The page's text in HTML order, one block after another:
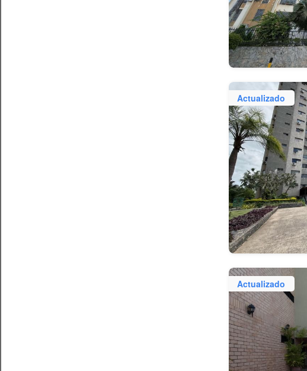
Actualizado
Actualizado